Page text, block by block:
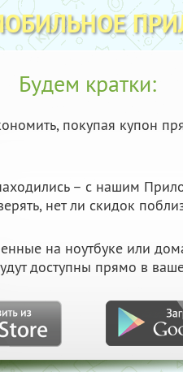
Будем кратки:
покупая купон
– с нашим
нет ли скидок
на ноутбуке или
доступны прямо в